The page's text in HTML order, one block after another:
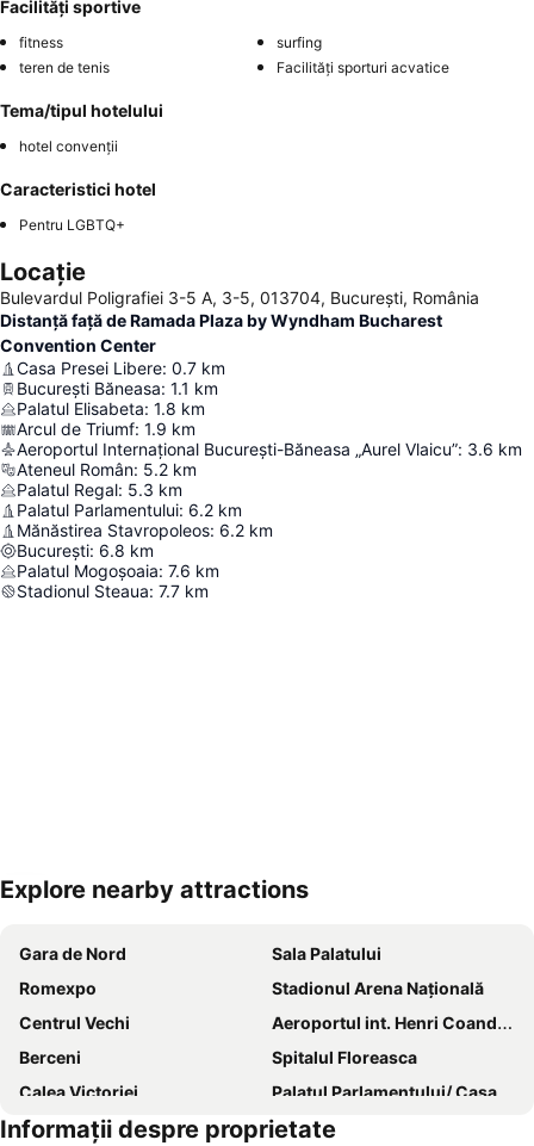
Facilități sportive
fitness
surfing
teren de tenis
Facilități sporturi acvatice
Tema/tipul hotelului
hotel convenții
Caracteristici hotel
Pentru LGBTQ+
Locație
Bulevardul Poligrafiei 3-5 A, 3-5, 013704, București, România
Distanță față de Ramada Plaza by Wyndham Bucharest
Convention Center
Casa Presei Libere: 0.7 km
București Băneasa: 1.1 km
Palatul Elisabeta: 1.8 km
Arcul de Triumf: 1.9 km
Aeroportul Internațional București-Băneasa „Aurel Vlaicu”: 3.6 km
Ateneul Român: 5.2 km
Palatul Regal: 5.3 km
Palatul Parlamentului: 6.2 km
Mănăstirea Stavropoleos: 6.2 km
București: 6.8 km
Palatul Mogoșoaia: 7.6 km
Stadionul Steaua: 7.7 km
Explore nearby attractions
Gara de Nord
Sala Palatului
Romexpo
Stadionul Arena Naţională
Centrul Vechi
Aeroportul int. Henri Coandă București
Berceni
Spitalul Floreasca
Calea Victoriei
Palatul Parlamentului/ Casa Poporului
Aeroportul int. Aurel Vlaicu Băneasa
Băneasa
Informații despre proprietate